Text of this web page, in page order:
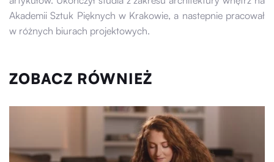
Akademii Sztuk Pięknych w Krakowie, a nastepnie pracował
w różnych biurach projektowych.
ZOBACZ RÓWNIEŻ